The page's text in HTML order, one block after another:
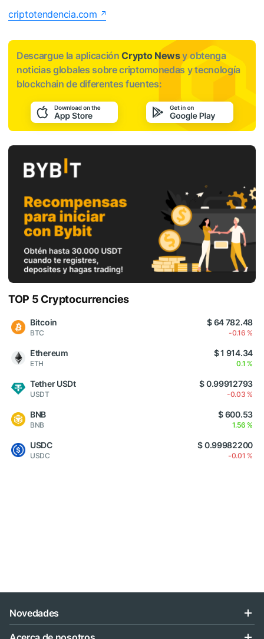
criptotendencia.com
Descargue la aplicaciónCrypto Newsy obtenga
noticias globales sobre criptomonedas y tecnología
blockchain de diferentes fuentes:
TOP 5 Cryptocurrencies
Bitcoin
BTC
$ 64 782.48
-0.16 %
Ethereum
ETH
$ 1 914.34
0.1 %
Tether USDt
USDT
$ 0.99912793
-0.03 %
BNB
BNB
$ 600.53
1.56 %
USDC
USDC
$ 0.99982200
-0.01 %
Novedades